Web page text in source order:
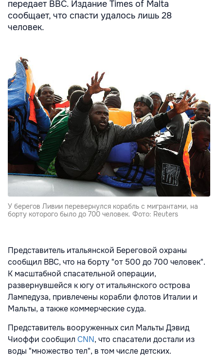
передает ВВС. Издание Times of Malta
сообщает, что спасти удалось лишь 28
человек.
У берегов Ливии перевернулся корабль с мигрантами, на
борту которого было до 700 человек. Фото: Reuters
Представитель итальянской Береговой охраны
сообщил ВВС, что на борту "от 500 до 700 человек".
К масштабной спасательной операции,
развернувшейся к югу от итальянского острова
Лампедуза, привлечены корабли флотов Италии и
Мальты, а также коммерческие суда.
Представитель вооруженных сил Мальты Дэвид
Чиоффи сообщил СNN, что спасатели достали из
воды "множество тел", в том числе детских.